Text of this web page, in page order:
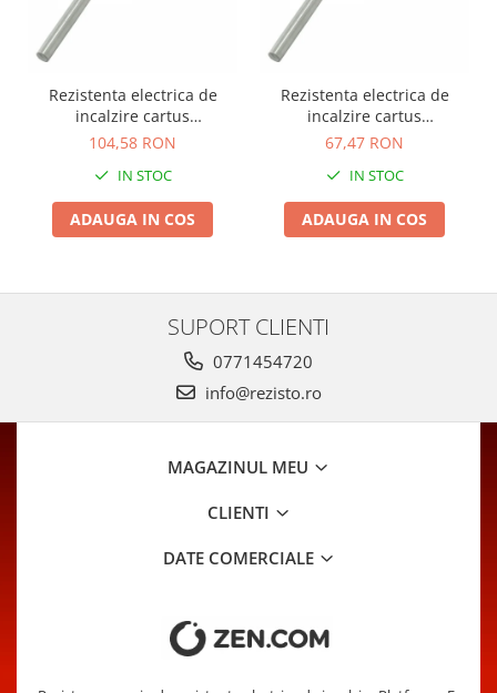
Rezistenta electrica de
incalzire cartus
10mmx200mm 220V 500W
104,58 RON
IN STOC
ADAUGA IN COS
Rezistenta electrica de
incalzire cartus
8mmx60mm 220V 120W
67,47 RON
IN STOC
ADAUGA IN COS
SUPORT CLIENTI
0771454720
info@rezisto.ro
MAGAZINUL MEU
CLIENTI
DATE COMERCIALE